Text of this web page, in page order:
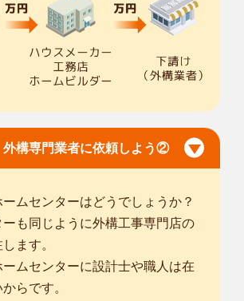
構専門業者に依頼しよう②
ムセンターはどうでしょうか？
も同じように外構工事専門店の
ます。
ムセンターに設計士や職人は在
らです。